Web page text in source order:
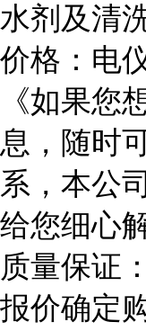
水剂及清
价格：电
《如果您
息，随时
系，本公
给您细心
质量保证：
报价确定